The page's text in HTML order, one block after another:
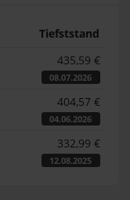
Tiefststand
435,59 €
08.07.2026
404,57 €
04.06.2026
332,99 €
12.08.2025